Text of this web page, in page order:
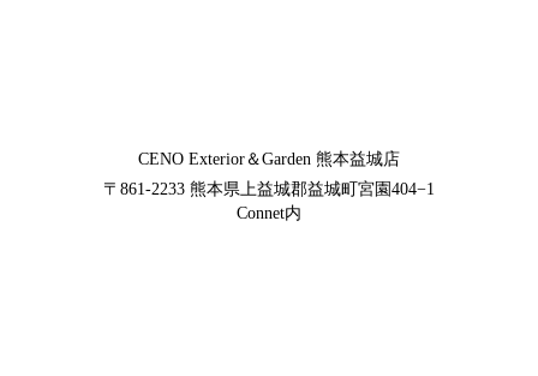
CENO Exterior＆Garden 熊本益城店
〒861-2233 熊本県上益城郡益城町宮園404−1
Connet内